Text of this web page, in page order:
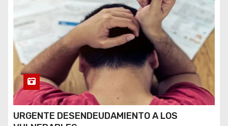
URGENTE DESENDEUDAMIENTO A LOS